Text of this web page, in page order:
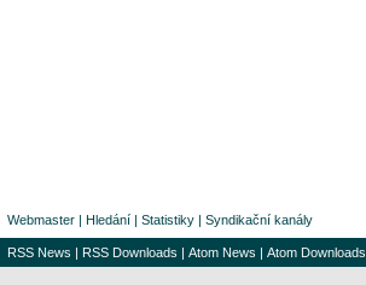
Webmaster | Hledání | Statistiky | Syndikační kanály
RSS News | RSS Downloads | Atom News | Atom Downloads